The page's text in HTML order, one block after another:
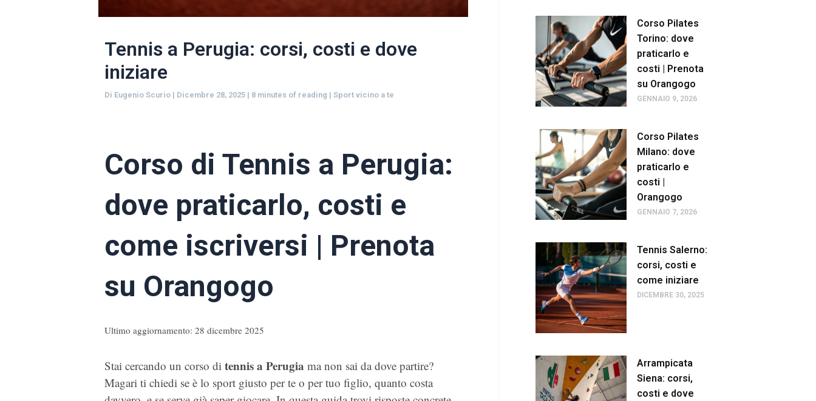
Tennis a Perugia: corsi, costi e dove
iniziare
Di Eugenio Scurio | Dicembre 28, 2025 | 8 minutes of reading | Sport vicino a te
Corso di Tennis a Perugia:
dove praticarlo, costi e
come iscriversi | Prenota
su Orangogo
Ultimo aggiornamento: 28 dicembre 2025
Stai cercando un corso di tennis a Perugia ma non sai da dove partire?
Magari ti chiedi se è lo sport giusto per te o per tuo figlio, quanto costa
Corso Pilates
Torino: dove
praticarlo e
costi | Prenota
su Orangogo
GENNAIO 9, 2026
Corso Pilates
Milano: dove
praticarlo e
costi |
Orangogo
GENNAIO 7, 2026
Tennis Salerno:
corsi, costi e
come iniziare
DICEMBRE 30, 2025
Arrampicata
Siena: corsi,
costi e dove